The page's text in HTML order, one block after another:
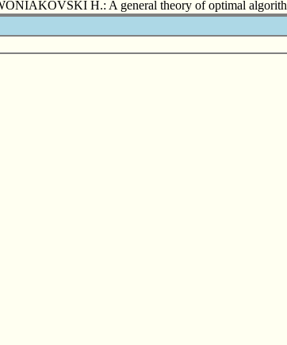
H.: A general theory of optimal